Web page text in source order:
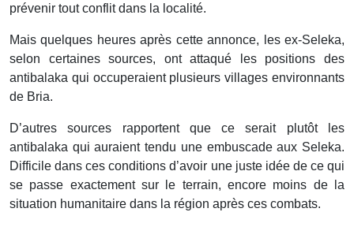
prévenir tout conflit dans la localité.
Mais quelques heures après cette annonce, les ex-Seleka,
selon certaines sources, ont attaqué les positions des
antibalaka qui occuperaient plusieurs villages environnants
de Bria.
D’autres sources rapportent que ce serait plutôt les
antibalaka qui auraient tendu une embuscade aux Seleka.
Difficile dans ces conditions d’avoir une juste idée de ce qui
se passe exactement sur le terrain, encore moins de la
situation humanitaire dans la région après ces combats.